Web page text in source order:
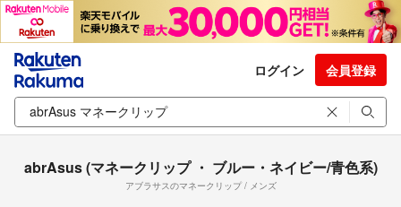
ログイン 会員登録
abrAsus (マネークリップ ・ ブルー・ネイビー/青色系)
アブラサスのマネークリップ / メンズ